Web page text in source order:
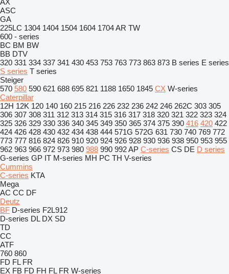
AX
ASC
GA
225LC 1304 1404 1504 1604 1704AR TW
600 - series
BC BM BW
BB DTV
320 331 334 337 341 430 453 753 763 773 863 873 B series E series
S series T series
Steiger
570 580 590 621 688 695 821 1188 1650 1845 CX W-series
Caterpillar
12H 12K 120 140 160 215 216 226 232 236 242 246 262C 303 305
306 307 308 311 312 313 314 315 316 317 318 320 321 322 323 324
325 326 329 330 336 340 345 349 350 365 374 375 390 416 420 422
424 426 428 430 432 434 438 444 571G 572G 631 730 740 769 772
773 777 816 824 826 910 920 924 926 928 930 936 938 950 953 955
962 963 966 972 973 980 988 990 992AP C-series CS DE D series
G-series GP IT M-series MH PC TH V-series
Cummins
C-series KTA
Mega
AC CC DF
Deutz
BF D-series F2L912
D-series DL DX SD
TD
CC
ATF
760 860
FD FL FR
EX FB FD FH FL FR W-series